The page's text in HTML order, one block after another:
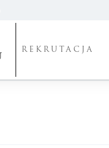
REKRUTACJA